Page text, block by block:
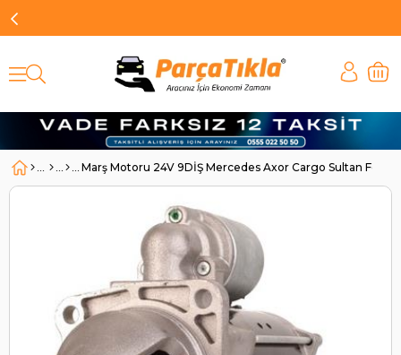
Marş Motoru 24V 9DİŞ Mercedes Axor Cargo Sultan Ford